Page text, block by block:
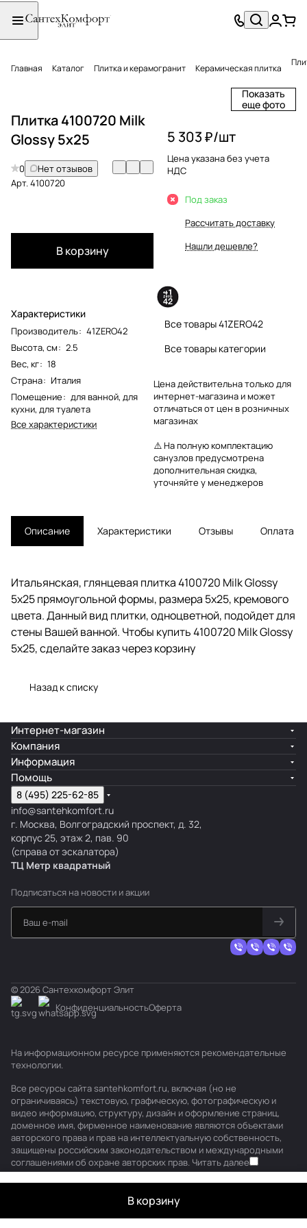
Главная Каталог Плитка и керамогранит Керамическая плитка
Показать
еще фото
Плитка 4100720 Milk
Glossy 5x25
0
Нет отзывов
Арт.4100720
В корзину
Характеристики
Производитель: 41ZERO42
Высота, см: 2.5
Вес, кг: 18
Страна: Италия
Помещение: для ванной, для
кухни, для туалета
Все характеристики
5 303 ₽/шт
Цена указана без учета
НДС
Под заказ
Рассчитать доставку
Нашли дешевле?
Все товары 41ZERO42
Все товары категории
Цена действительна только для
интернет-магазина и может
отличаться от цен в розничных
магазинах
⚠️ На полную комплектацию
санузлов предусмотрена
дополнительная скидка,
уточняйте у менеджеров
Описание Характеристики Отзывы Оплата
Итальянская, глянцевая плитка 4100720 Milk Glossy
5x25 прямоугольной формы, размера 5x25, кремового
цвета. Данный вид плитки, одноцветной, подойдет для
стены Вашей ванной. Чтобы купить 4100720 Milk Glossy
5x25, сделайте заказ через корзину
Назад к списку
В корзину
Интернет-магазин
Компания
Информация
Помощь
8 (495) 225-62-85
info@santehkomfort.ru
г. Москва, Волгоградский проспект, д. 32,
корпус 25, этаж 2, пав. 90
(справа от эскалатора)
ТЦ Метр квадратный
Подписаться на новости и акции
© 2026 Сантехкомфорт Элит
КонфиденциальностьОферта
На информационном ресурсе применяются рекомендательные
технологии.
Все ресурсы сайта santehkomfort.ru, включая (но не
ограничиваясь) текстовую, графическую, фотографическую и
видео информацию, структуру, дизайн и оформление страниц,
доменное имя, фирменное наименование являются объектами
авторского права и прав на интеллектуальную собственность,
защищены российским законодательством и международными
соглашениями об охране авторских прав. Читать далее